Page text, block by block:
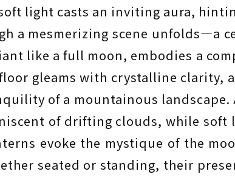
light casts an inviting aura,
a mesmerizing scene unfolds—a
like a full moon, embodies a
gleams with crystalline clarity,
of a mountainous landscape.
of drifting clouds, while soft
evoke the mystique of the
seated or standing, their